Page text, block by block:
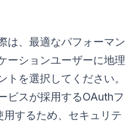
は、最適なパフォーマン
ーションユーザーに地理
を選択してください。
ビスが採用するOAuthフ
するため、セキュリテ